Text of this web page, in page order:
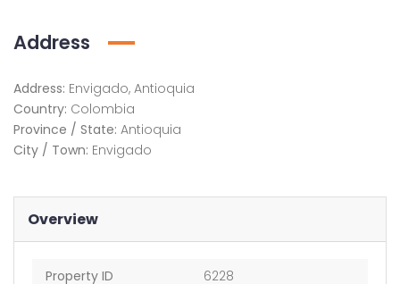
Address
Address: Envigado, Antioquia
Country: Colombia
Province / State: Antioquia
City / Town: Envigado
Overview
Property ID
6228